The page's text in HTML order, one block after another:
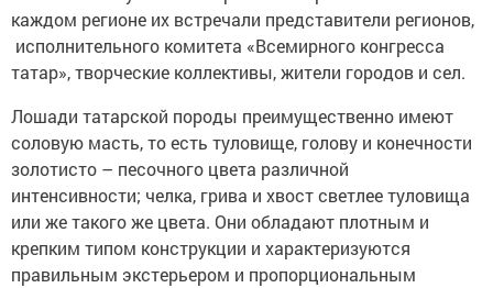
каждом регионе их встречали представители регионов,
исполнительного комитета «Всемирного конгресса
татар», творческие коллективы, жители городов и сел.
Лошади татарской породы преимущественно имеют
соловую масть, то есть туловище, голову и конечности
золотисто – песочного цвета различной
интенсивности; челка, грива и хвост светлее туловища
или же такого же цвета. Они обладают плотным и
крепким типом конструкции и характеризуются
правильным экстерьером и пропорциональным